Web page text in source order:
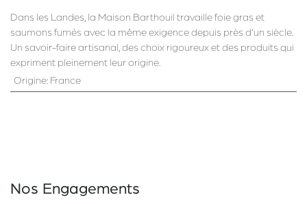
Dans les Landes, la Maison Barthouil travaille foie gras et
saumons fumés avec la même exigence depuis près d'un siècle.
Un savoir-faire artisanal, des choix rigoureux et des produits qui
expriment pleinement leur origine.
Origine: France
Nos Engagements